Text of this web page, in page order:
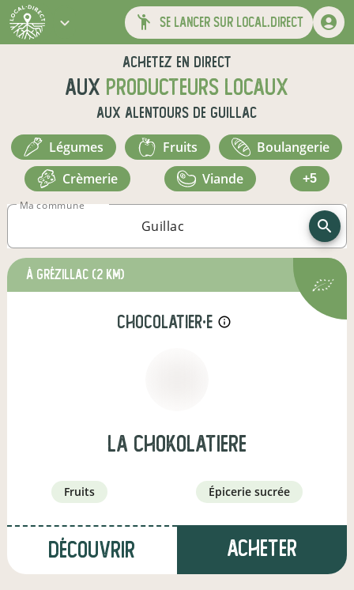
se lancer sur local.direct
Achetez en direct
aux producteurs locaux
aux alentours de Guillac
légumes fruits
boulangerie
crèmerie
viande +5
Ma commune
à Grézillac (2 km)
chocolatier·e info_outline
la chokolatiere
fruits épicerie sucrée
Découvrir Acheter